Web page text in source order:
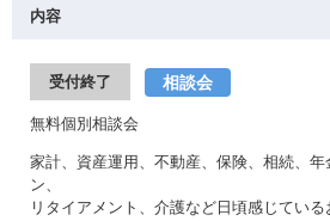
内容
受付終了 相談会
無料個別相談会
家計、資産運用、不動産、保険、相続、
ン、
リタイアメント、介護など日頃感じてい